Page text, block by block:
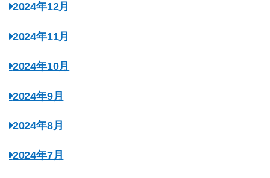
2024年12月
2024年11月
2024年10月
2024年9月
2024年8月
2024年7月